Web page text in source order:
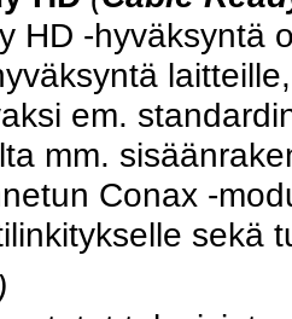
HD -hyväksyntä
em.
mm.
Conax -
sekä